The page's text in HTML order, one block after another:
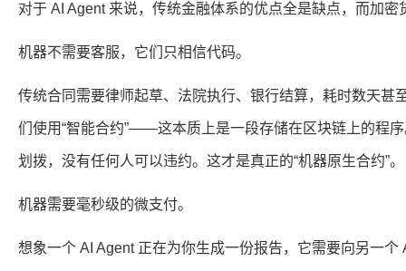
对于 AI Agent 来说，传统金融体系的优点全是缺点，而加密
机器不需要客服，它们只相信代码。
传统合同需要律师起草、法院执行、银行结算，耗时数天甚
们使用“智能合约”——这本质上是一段存储在区块链上的程
划拨，没有任何人可以违约。这才是真正的“机器原生合约”。
机器需要毫秒级的微支付。
想象一个 AI Agent 正在为你生成一份报告，它需要向另一